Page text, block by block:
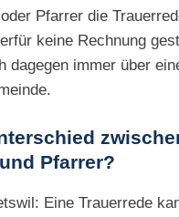
Pfarrer die
keine Rechnung
dagegen immer über
Pfarrer?
Eine Trauerrede